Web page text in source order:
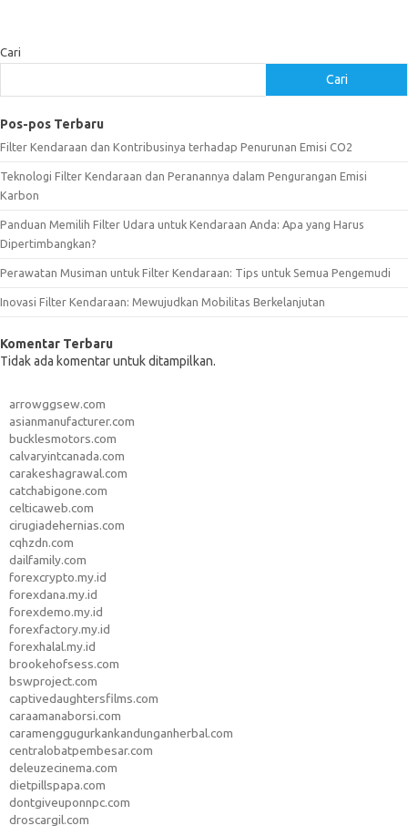
Cari
Cari
Pos-pos Terbaru
Filter Kendaraan dan Kontribusinya terhadap Penurunan Emisi CO2
Teknologi Filter Kendaraan dan Peranannya dalam Pengurangan Emisi
Karbon
Panduan Memilih Filter Udara untuk Kendaraan Anda: Apa yang Harus
Dipertimbangkan?
Perawatan Musiman untuk Filter Kendaraan: Tips untuk Semua Pengemudi
Inovasi Filter Kendaraan: Mewujudkan Mobilitas Berkelanjutan
Komentar Terbaru
Tidak ada komentar untuk ditampilkan.
arrowggsew.com
asianmanufacturer.com
bucklesmotors.com
calvaryintcanada.com
carakeshagrawal.com
catchabigone.com
celticaweb.com
cirugiadehernias.com
cqhzdn.com
dailfamily.com
forexcrypto.my.id
forexdana.my.id
forexdemo.my.id
forexfactory.my.id
forexhalal.my.id
brookehofsess.com
bswproject.com
captivedaughtersfilms.com
caraamanaborsi.com
caramenggugurkankandunganherbal.com
centralobatpembesar.com
deleuzecinema.com
dietpillspapa.com
dontgiveuponnpc.com
droscargil.com